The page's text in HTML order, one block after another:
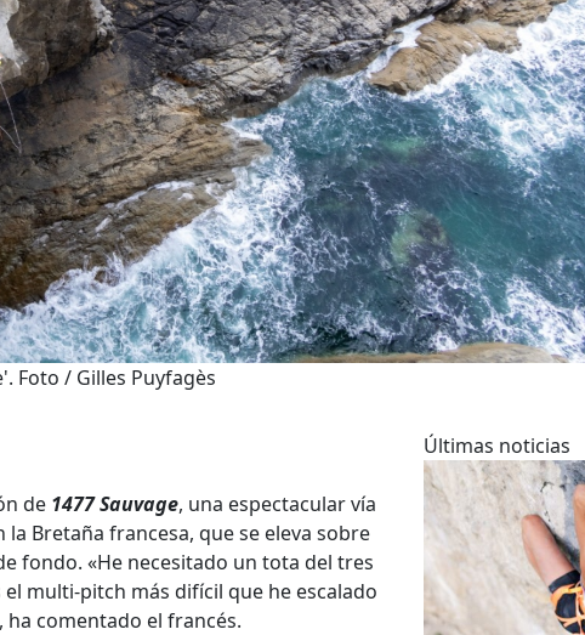
Foto / Gilles Puyfagès
de 1477 Sauvage, una espectacular vía
Bretaña francesa, que se eleva sobre
fondo. «He necesitado un tota del tres
multi-pitch más difícil que he escalado
ha comentado el francés.
Últimas noticias